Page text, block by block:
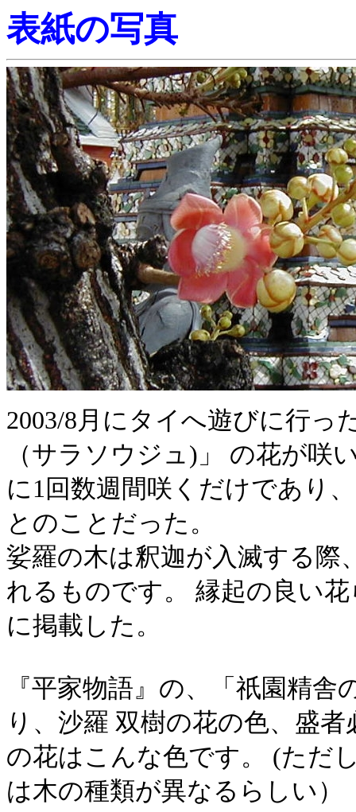
表紙の写真
2003/8月にタイへ遊びに行っ
（サラソウジュ)」 の花が咲
に1回数週間咲くだけであり
とのことだった。
娑羅の木は釈迦が入滅する際
れるものです。 縁起の良い
に掲載した。
『平家物語』の、「祇園精
り、沙羅 双樹の花の色、盛
の花はこんな色です。 (ただ
は木の種類が異なるらしい）